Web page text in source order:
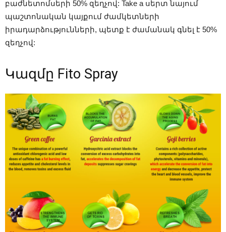
բաժնետոմսերի 50% զեղչով: Take a սերտ նայում
պաշտոնական կայքում ժամկետների
իրադարձությունների, պետք է ժամանակ գնել է 50%
զեղչով:
Կազմը Fito Spray